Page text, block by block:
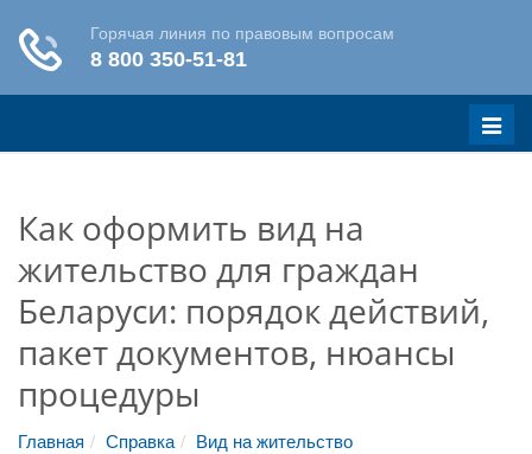
Меню
Как оформить вид на
жительство для граждан
Беларуси: порядок действий,
пакет документов, нюансы
процедуры
Главная Справка Вид на жительство